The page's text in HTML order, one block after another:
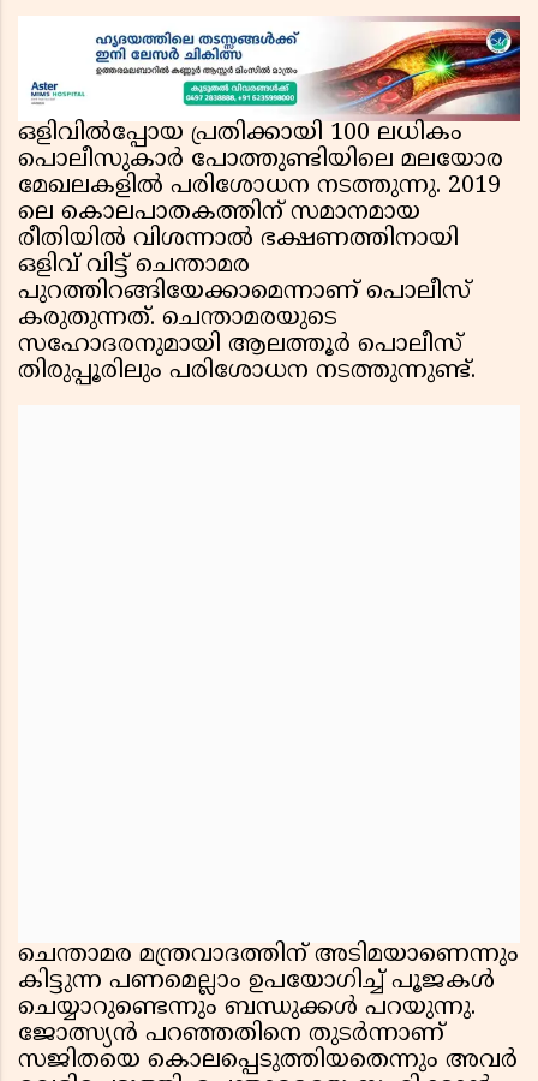
ഒളിവിൽപ്പോയ പ്രതിക്കായി 100 ലധികം
പൊലീസുകാർ പോത്തുണ്ടിയിലെ മലയോര
മേഖലകളിൽ പരിശോധന നടത്തുന്നു. 2019
ലെ കൊലപാതകത്തിന് സമാനമായ
രീതിയിൽ വിശന്നാൽ ഭക്ഷണത്തിനായി
ഒളിവ് വിട്ട് ചെന്താമര
പുറത്തിറങ്ങിയേക്കാമെന്നാണ് പൊലീസ്
കരുതുന്നത്. ചെന്താമരയുടെ
സഹോദരനുമായി ആലത്തൂർ പൊലീസ്
തിരുപ്പൂരിലും പരിശോധന നടത്തുന്നുണ്ട്.
ചെന്താമര മന്ത്രവാദത്തിന് അടിമയാണെന്നും
കിട്ടുന്ന പണമെല്ലാം ഉപയോഗിച്ച് പൂജകൾ
ചെയ്യാറുണ്ടെന്നും ബന്ധുക്കൾ പറയുന്നു.
ജോത്സ്യൻ പറഞ്ഞതിനെ തുടർന്നാണ്
സജിതയെ കൊലപ്പെടുത്തിയതെന്നും അവർ